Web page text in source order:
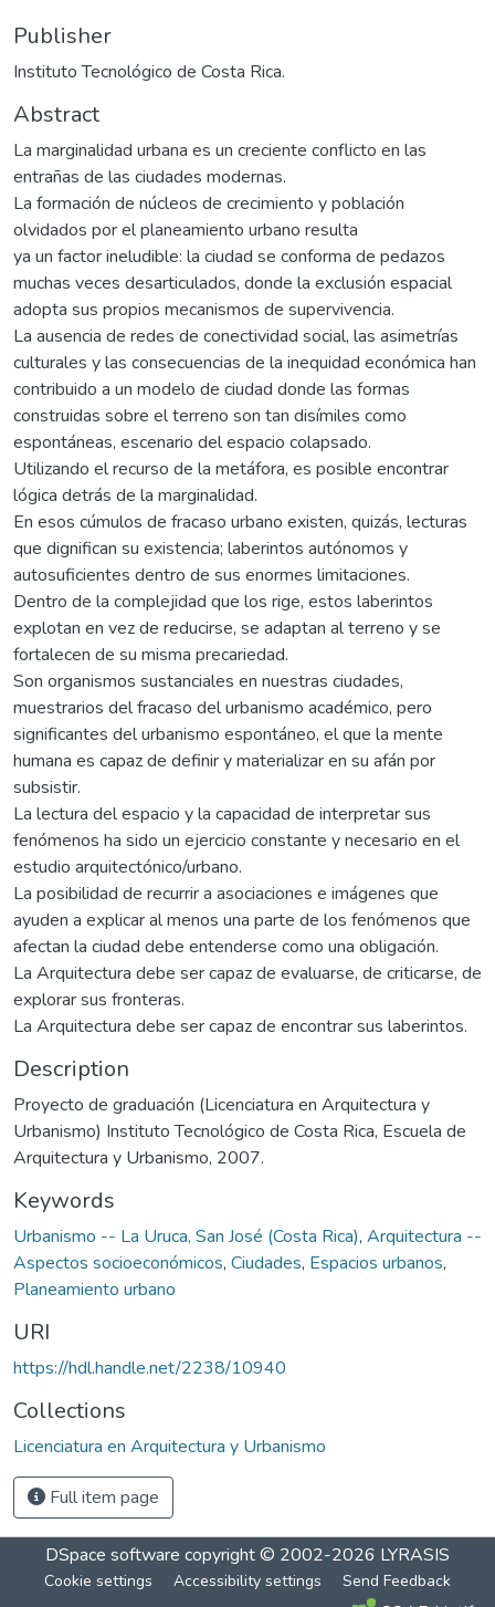
Publisher
Instituto Tecnológico de Costa Rica.
Abstract
La marginalidad urbana es un creciente conflicto en las
entrañas de las ciudades modernas.
La formación de núcleos de crecimiento y población
olvidados por el planeamiento urbano resulta
ya un factor ineludible: la ciudad se conforma de pedazos
muchas veces desarticulados, donde la exclusión espacial
adopta sus propios mecanismos de supervivencia.
La ausencia de redes de conectividad social, las asimetrías
culturales y las consecuencias de la inequidad económica han
contribuido a un modelo de ciudad donde las formas
construidas sobre el terreno son tan disímiles como
espontáneas, escenario del espacio colapsado.
Utilizando el recurso de la metáfora, es posible encontrar
lógica detrás de la marginalidad.
En esos cúmulos de fracaso urbano existen, quizás, lecturas
que dignifican su existencia; laberintos autónomos y
autosuficientes dentro de sus enormes limitaciones.
Dentro de la complejidad que los rige, estos laberintos
explotan en vez de reducirse, se adaptan al terreno y se
fortalecen de su misma precariedad.
Son organismos sustanciales en nuestras ciudades,
muestrarios del fracaso del urbanismo académico, pero
significantes del urbanismo espontáneo, el que la mente
humana es capaz de definir y materializar en su afán por
subsistir.
La lectura del espacio y la capacidad de interpretar sus
fenómenos ha sido un ejercicio constante y necesario en el
estudio arquitectónico/urbano.
La posibilidad de recurrir a asociaciones e imágenes que
ayuden a explicar al menos una parte de los fenómenos que
afectan la ciudad debe entenderse como una obligación.
La Arquitectura debe ser capaz de evaluarse, de criticarse, de
explorar sus fronteras.
La Arquitectura debe ser capaz de encontrar sus laberintos.
Description
Proyecto de graduación (Licenciatura en Arquitectura y
Urbanismo) Instituto Tecnológico de Costa Rica, Escuela de
Arquitectura y Urbanismo, 2007.
Keywords
Urbanismo -- La Uruca, San José (Costa Rica), Arquitectura --
Aspectos socioeconómicos, Ciudades, Espacios urbanos,
Planeamiento urbano
URI
https://hdl.handle.net/2238/10940
Collections
Licenciatura en Arquitectura y Urbanismo
Full item page
DSpace software copyright © 2002-2026 LYRASIS
Cookie settings Accessibility settings Send Feedback